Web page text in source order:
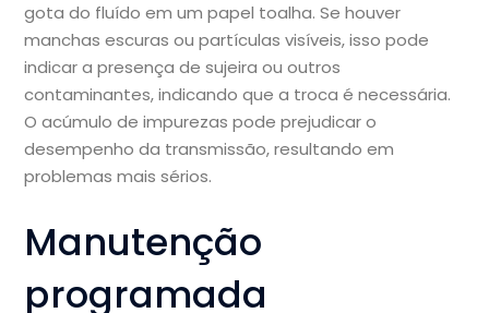
gota do fluído em um papel toalha. Se houver
manchas escuras ou partículas visíveis, isso pode
indicar a presença de sujeira ou outros
contaminantes, indicando que a troca é necessária.
O acúmulo de impurezas pode prejudicar o
desempenho da transmissão, resultando em
problemas mais sérios.
Manutenção
programada